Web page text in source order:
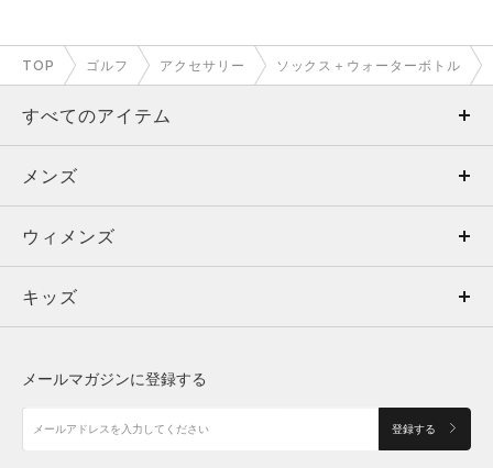
TOP ゴルフ アクセサリー ソックス＋ウォーターボトル
すべてのアイテム
メンズ
ウィメンズ
キッズ
アクセサリー
メンズ
トップス
ボトムス
アクセサリー
ウィメンズ
トップス
シューズ
キッズ
メールマガジンに登録する
登録する